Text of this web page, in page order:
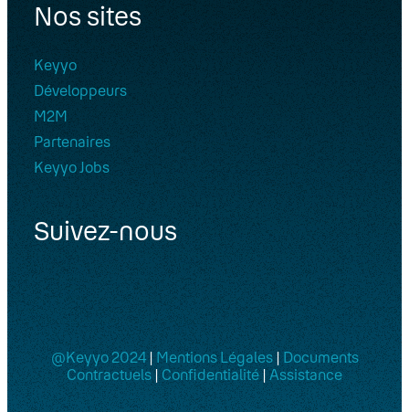
Nos sites
Keyyo
Développeurs
M2M
Partenaires
Keyyo Jobs
Suivez-nous
@Keyyo 2024| Mentions Légales|Documents
Contractuels|Confidentialité|Assistance